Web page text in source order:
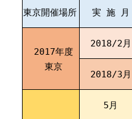
東京開催場所 実 施 月
2017年度
東京
2018/2月
2018/3月
5月